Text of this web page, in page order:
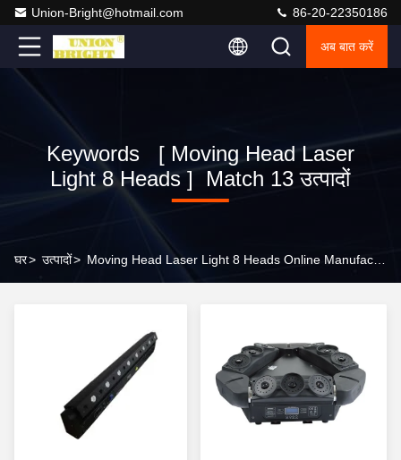
Union-Bright@hotmail.com 86-20-22350186
अब बात करें
Keywords [ Moving Head Laser
Light 8 Heads ] Match 13 उत्पादों
घर> उत्पादों>